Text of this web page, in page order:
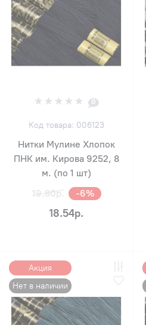
0
Код товара: 006123
Нитки Мулине Хлопок
ПНК им. Кирова 9252, 8
м. (по 1 шт)
19.80р.
-6%
18.54р.
Акция
Нет в наличии